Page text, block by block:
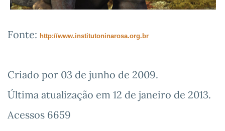
Fonte: http://www.institutoninarosa.org.br
Criado por 03 de junho de 2009.
Última atualização em 12 de janeiro de 2013.
Acessos 6659